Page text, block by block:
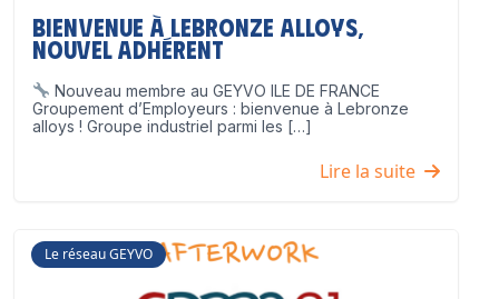
Bienvenue à Lebronze Alloys,
nouvel adhérent
Nouveau membre au GEYVO ILE DE FRANCE
Groupement d’Employeurs : bienvenue à Lebronze
alloys ! Groupe industriel parmi les […]
Lire la suite
Le réseau GEYVO